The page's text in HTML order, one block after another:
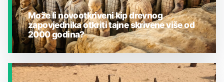
JESTE LI ZNALI?
Može li novootkriveni kip drevnog
zapovjednika otkriti tajne skrivene više od
2000 godina?